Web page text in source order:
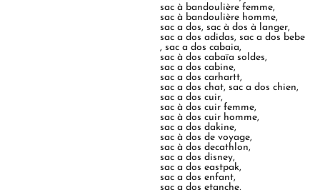
sac à bandoulière femme,
sac à bandoulière homme,
sac a dos,sac à dos à langer,
sac a dos adidas,sac a dos bebe
,sac a dos cabaia,
sac à dos cabaïa soldes,
sac a dos cabine,
sac a dos carhartt,
sac a dos chat,sac a dos chien,
sac a dos cuir,
sac à dos cuir femme,
sac à dos cuir homme,
sac a dos dakine,
sac à dos de voyage,
sac à dos decathlon,
sac a dos disney,
sac a dos eastpak,
sac a dos enfant,
sac a dos etanche,